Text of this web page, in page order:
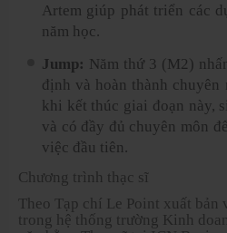
Artem giúp phát triển các
năm học.
Jump: Năm thứ 3 (M2)
định và hoàn thành chuyên
khi kết thúc giai đoạn này,
và có đầy đủ chuyên môn
việc đầu tiên.
Chương trình thạc sĩ
Theo Tạp chí Le Point xuất bản
trong hệ thống trường Kinh